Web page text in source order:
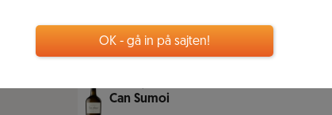
SPARA
Can Sumoi
OK - gå in på sajten!